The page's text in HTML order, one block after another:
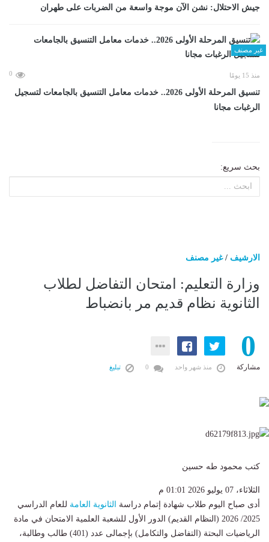
جيش الاحتلال: نشن الآن موجة واسعة من الضربات على طهران
غير مصنف
منذ 15 يومًا 0
تنسيق المرحلة الأولى 2026.. خدمات معامل التنسيق بالجامعات لتسجيل
الرغبات مجانا
بحث سريع:
الارشيف /غير مصنف
وزارة التعليم: امتحان التفاضل لطلاب
الثانوية نظام قديم مر بانضباط
0
مشاركة منذ شهر واحد تبليغ
كتب محمود طه حسين
الثلاثاء، 07 يوليو 2026 01:01 م
أدى صباح اليوم طلاب شهادة إتمام دراسة
الثانوية العامة للعام الدراسي
2025/ 2026 (النظام القديم) الدور الأول للشعبة العلمية الامتحان في مادة
الرياضيات البحتة (التفاضل والتكامل) بإجمالى عدد (401) طالب وطالبة،